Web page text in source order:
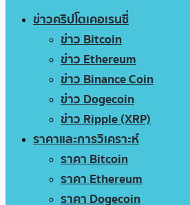
ข่าวคริปโตเคอเรนซี่
ข่าว Bitcoin
ข่าว Ethereum
ข่าว Binance Coin
ข่าว Dogecoin
ข่าว Ripple (XRP)
ราคาและการวิเคราะห์
ราคา Bitcoin
ราคา Ethereum
ราคา Dogecoin